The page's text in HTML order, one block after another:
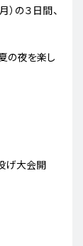
）の３日間、
の夜を楽し
げ大会開